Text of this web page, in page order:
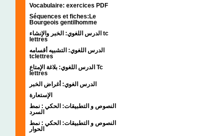
Vocabulaire: exercices PDF
Séquences et fiches:Le
Bourgeois gentilhomme
الدرس اللغوي: الخبر والإنشاء tc
lettres
الدرس اللغوي: التشبيه أقسامه
tclettres
الدرس اللغوي: بلاغة الإمتاع Tc
lettres
الدرس الغوي: أغراض الخبر
الإستعارة
النصوص و التطبيقات: الحكي : نمط
السرد
النصوص و التطبيقات: الحكي : نمط
الحوار